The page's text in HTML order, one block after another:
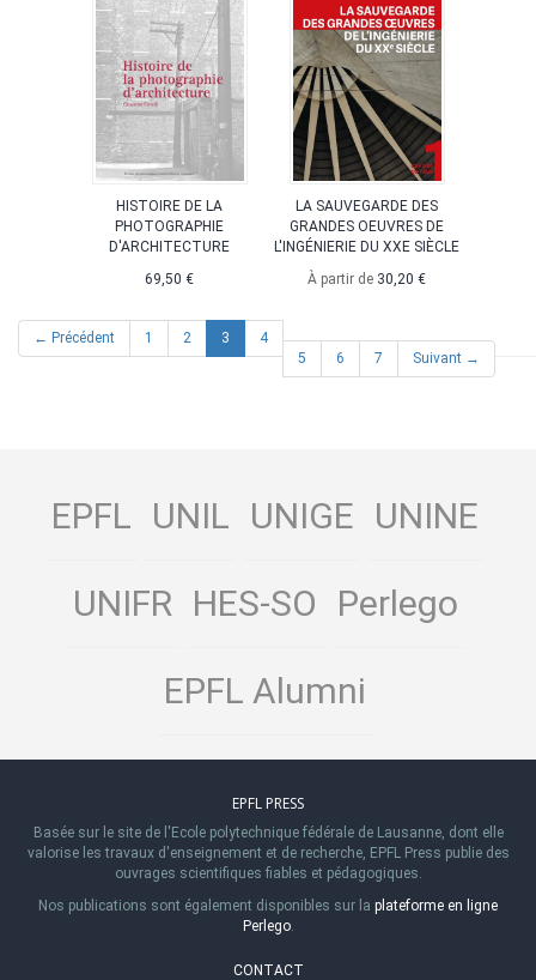
HISTOIRE DE LA
PHOTOGRAPHIE
D'ARCHITECTURE
69,50 €
LA SAUVEGARDE DES
GRANDES OEUVRES DE
L'INGÉNIERIE DU XXE SIÈCLE
À partir de 30,20 €
← Précédent 1 2 3 (current)
4
5
6 7 Suivant →
EPFL UNIL UNIGE UNINE
UNIFR HES-SO Perlego
EPFL Alumni
EPFL PRESS
Basée sur le site de l'Ecole polytechnique fédérale de Lausanne, dont elle
valorise les travaux d'enseignement et de recherche, EPFL Press publie des
ouvrages scientifiques fiables et pédagogiques.
Nos publications sont également disponibles sur la plateforme en ligne
Perlego.
CONTACT